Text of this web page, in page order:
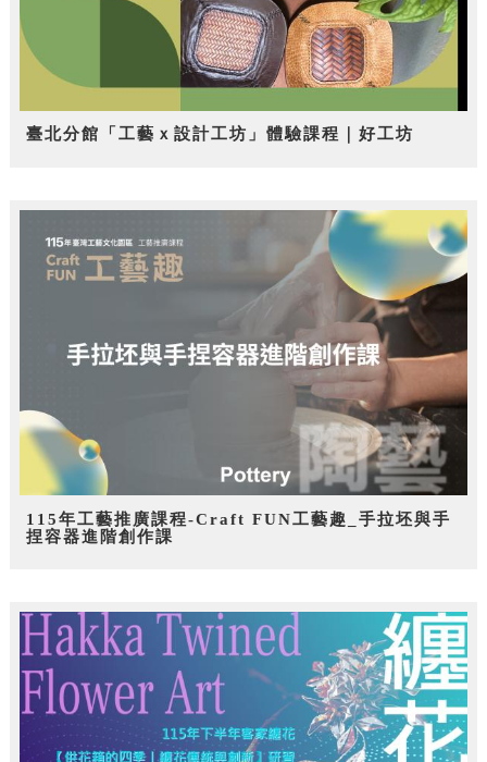
臺北分館「工藝ｘ設計工坊」體驗課程｜好工坊
115年工藝推廣課程-Craft FUN工藝趣_手拉坯與手
捏容器進階創作課